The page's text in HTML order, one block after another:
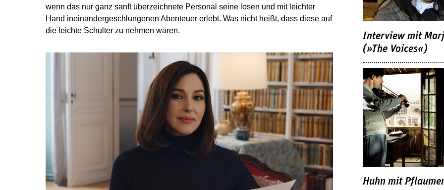
wenn das nur ganz sanft überzeichnete Personal seine losen und mit leichter
Hand ineinandergeschlungenen Abenteuer erlebt. Was nicht heißt, dass diese auf
die leichte Schulter zu nehmen wären.
Interview mit
(»The Voices«)
Huhn mit